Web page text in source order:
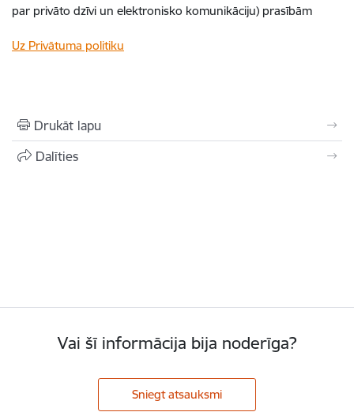
par privāto dzīvi un elektronisko komunikāciju) prasībām
Uz Privātuma politiku
Drukāt lapu
Dalīties
Vai šī informācija bija noderīga?
Sniegt atsauksmi